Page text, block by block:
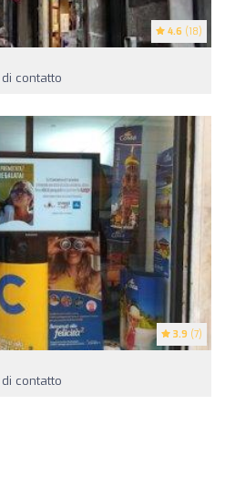
4.6 (18)
contatto
3.9 (7)
contatto